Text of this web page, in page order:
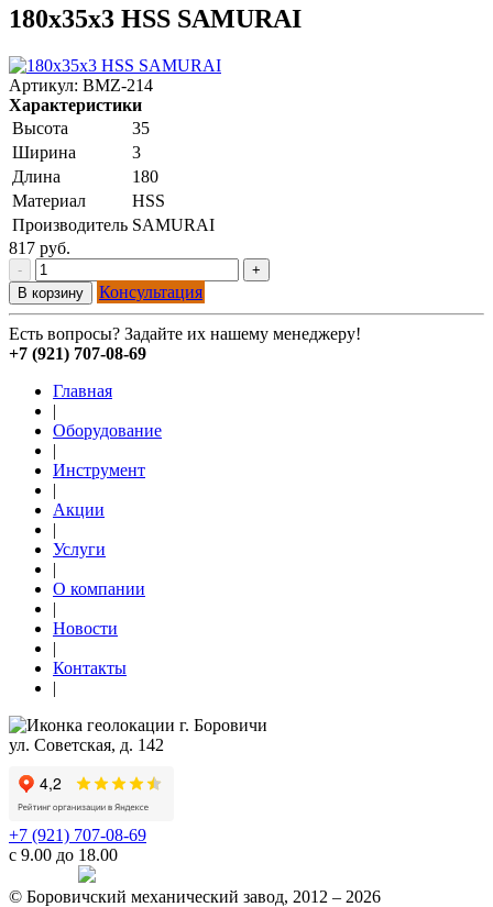
180x35x3 HSS SAMURAI
Артикул: BMZ-214
Характеристики
Высота
35
Ширина
3
Длина
180
Материал
HSS
Производитель SAMURAI
817 руб.
-
+
В корзину
Консультация
Есть вопросы? Задайте их нашему менеджеру!
+7 (921) 707-08-69
Главная
|
Оборудование
|
Инструмент
|
Акции
|
Услуги
|
О компании
|
Новости
|
Контакты
|
г. Боровичи
ул. Советская, д. 142
+7 (921) 707-08-69
с 9.00 до 18.00
© Боровичский механический завод, 2012 – 2026